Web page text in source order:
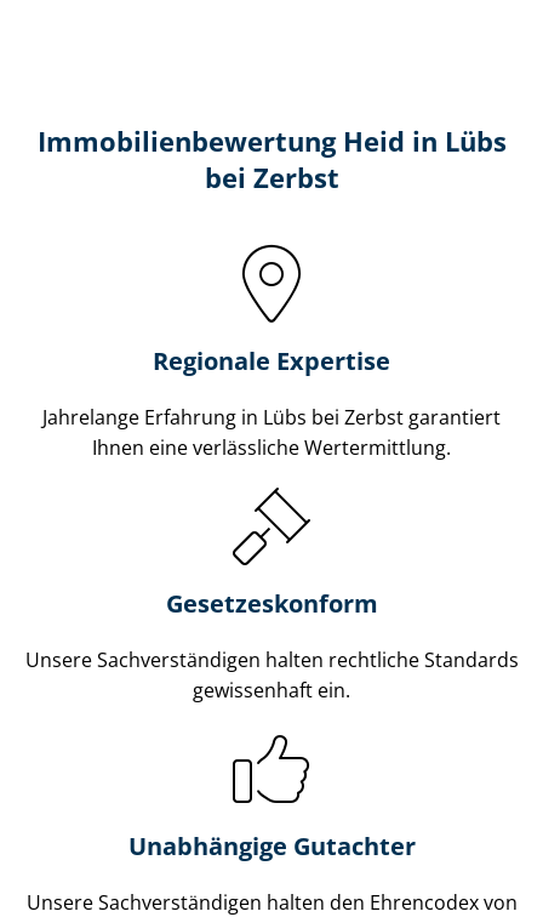
Immobilien­bewertung Heid in Lübs
bei Zerbst
Regionale Expertise
Jahrelange Erfahrung in Lübs bei Zerbst garantiert
Ihnen eine verlässliche Wertermittlung.
Gesetzes­konform
Unsere Sach­ver­stän­di­gen halten rechtliche Standards
gewissenhaft ein.
Unabhängige Gutachter
Unsere Sach­ver­stän­di­gen halten den Ehrencodex von